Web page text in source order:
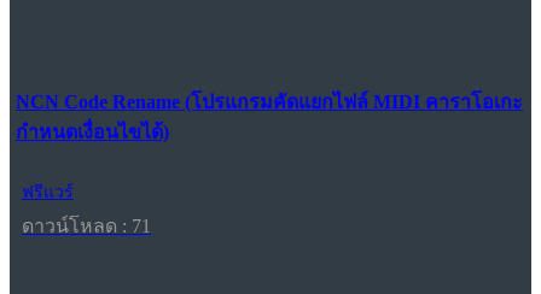
NCN Code Rename (โปรแกรมคัดแยกไฟล์ MIDI คาราโอเกะ
กำหนดเงื่อนไขได้)
ฟรีแวร์
ดาวน์โหลด : 71